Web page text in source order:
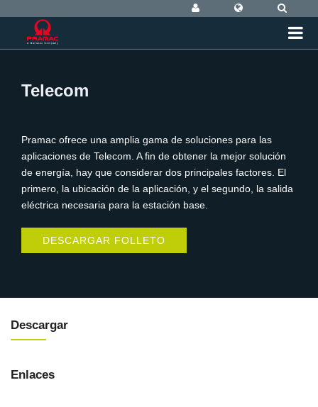
Telecom
Pramac ofrece una amplia gama de soluciones para las
aplicaciones de Telecom. A fin de obtener la mejor solución
de energía, hay que considerar dos principales factores. El
primero, la ubicación de la aplicación, y el segundo, la salida
eléctrica necesaria para la estación base.
DESCARGAR FOLLETO
Descargar
Enlaces